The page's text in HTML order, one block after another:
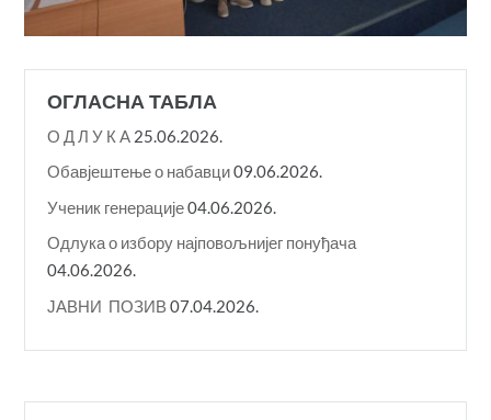
ОГЛАСНА ТАБЛА
О Д Л У К A 25.06.2026.
Обавјештење о набавци09.06.2026.
Ученик генерације04.06.2026.
Одлука о избору најповољнијег понуђача
04.06.2026.
ЈАВНИ ПОЗИВ 07.04.2026.